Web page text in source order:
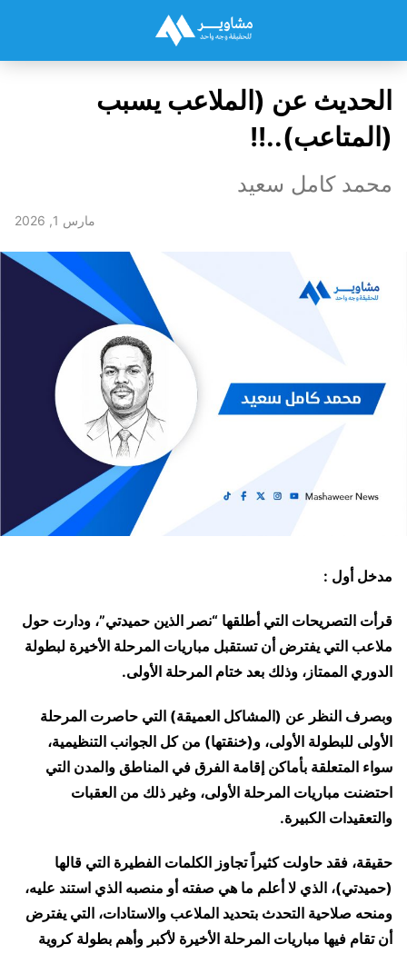
الحديث عن (الملاعب يسبب
(المتاعب)..!!
محمد كامل سعيد
مارس 1, 2026
مدخل أول :
قرأت التصريحات التي أطلقها “نصر الذين حميدتي”، ودارت حول
ملاعب التي يفترض أن تستقبل مباريات المرحلة الأخيرة لبطولة
الدوري الممتاز، وذلك بعد ختام المرحلة الأولى.
وبصرف النظر عن (المشاكل العميقة) التي حاصرت المرحلة
الأولى للبطولة الأولى، و(خنقتها) من كل الجوانب التنظيمية،
سواء المتعلقة بأماكن إقامة الفرق في المناطق والمدن التي
احتضنت مباريات المرحلة الأولى، وغير ذلك من العقبات
والتعقيدات الكبيرة.
حقيقة، فقد حاولت كثيراً تجاوز الكلمات الفطيرة التي قالها
(حميدتي)، الذي لا أعلم ما هي صفته أو منصبه الذي استند عليه،
ومنحه صلاحية التحدث بتحديد الملاعب والاستادات، التي يفترض
أن تقام فيها مباريات المرحلة الأخيرة لأكبر وأهم بطولة كروية